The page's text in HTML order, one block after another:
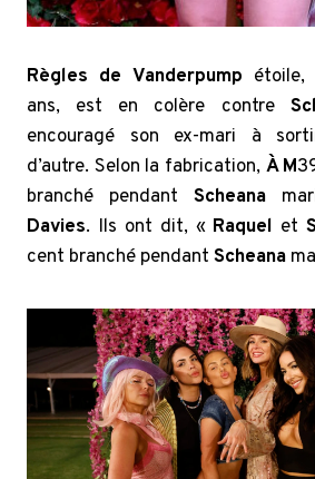
Règles de Vanderpump étoile,
ans, est en colère contre
encouragé son ex-mari à
d’autre. Selon la fabrication, À M
branché pendant Scheana
Davies. Ils ont dit, « Raquel et
cent branché pendant Scheana